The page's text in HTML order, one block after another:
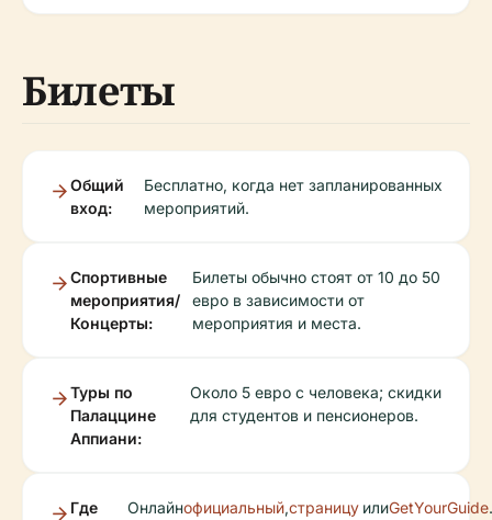
Билеты
Общий
вход:
Бесплатно, когда нет запланированных
мероприятий.
Спортивные
мероприятия/
Концерты:
Билеты обычно стоят от 10 до 50
евро в зависимости от
мероприятия и места.
Туры по
Палаццине
Аппиани:
Около 5 евро с человека; скидки
для студентов и пенсионеров.
Где
Онлайнофициальный,страницу илиGetYourGuide.